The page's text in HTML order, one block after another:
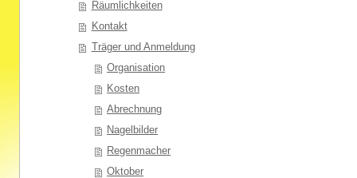
Räumlichkeiten
Kontakt
Träger und Anmeldung
Organisation
Kosten
Abrechnung
Nagelbilder
Regenmacher
Oktober